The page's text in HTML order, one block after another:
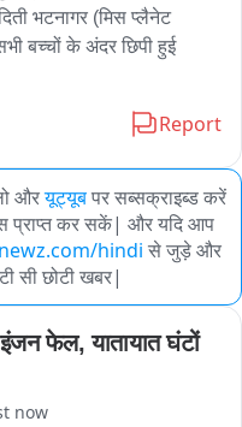
भटनागर (मिस प्लैनेट
बच्चों के अंदर छिपी हुई
Report
औरयूट्यूबपर सब्सक्राइब्ड करें
प्राप्त कर सकें| और यदि आप
hindi से जुड़े और
सी छोटी खबर|
फेल, यातायात घंटों
now